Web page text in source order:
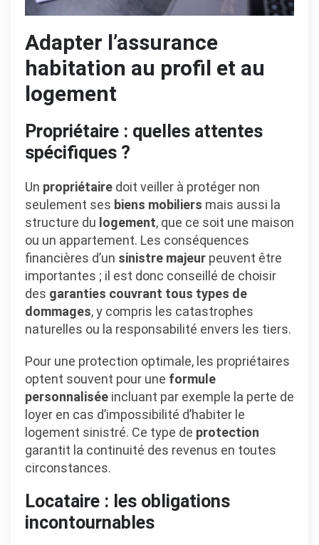
Adapter l’assurance
habitation au profil et au
logement
Propriétaire : quelles attentes
spécifiques ?
Un propriétaire doit veiller à protéger non
seulement ses biens mobiliers mais aussi la
structure du logement, que ce soit une maison
ou un appartement. Les conséquences
financières d’un sinistre majeur peuvent être
importantes ; il est donc conseillé de choisir
des garanties couvrant tous types de
dommages, y compris les catastrophes
naturelles ou la responsabilité envers les tiers.
Pour une protection optimale, les propriétaires
optent souvent pour une formule
personnalisée incluant par exemple la perte de
loyer en cas d’impossibilité d’habiter le
logement sinistré. Ce type de protection
garantit la continuité des revenus en toutes
circonstances.
Locataire : les obligations
incontournables